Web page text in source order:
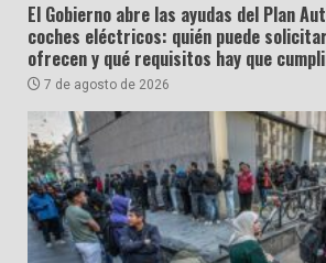
El Gobierno abre las ayudas del Plan
coches eléctricos: quién puede
ofrecen y qué requisitos hay que
7 de agosto de 2026